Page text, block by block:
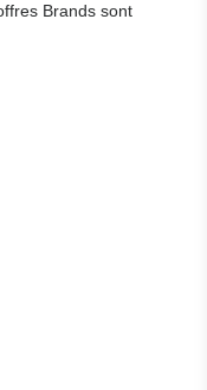
Brands sont